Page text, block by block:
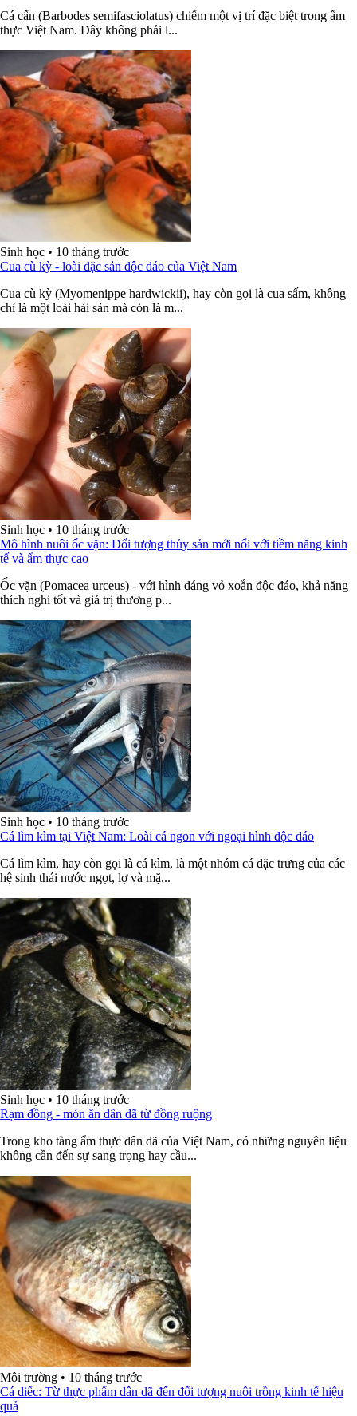
Cá cấn (Barbodes semifasciolatus) chiếm một vị trí đặc biệt trong ẩm
thực Việt Nam. Đây không phải l...
Sinh học • 10 tháng trước
Cua cù kỳ - loài đặc sản độc đáo của Việt Nam
Cua cù kỳ (Myomenippe hardwickii), hay còn gọi là cua sấm, không
chỉ là một loài hải sản mà còn là m...
Sinh học • 10 tháng trước
Mô hình nuôi ốc vặn: Đối tượng thủy sản mới nổi với tiềm năng kinh
tế và ẩm thực cao
Ốc vặn (Pomacea urceus) - với hình dáng vỏ xoắn độc đáo, khả năng
thích nghi tốt và giá trị thương p...
Sinh học • 10 tháng trước
Cá lìm kìm tại Việt Nam: Loài cá ngon với ngoại hình độc đáo
Cá lìm kìm, hay còn gọi là cá kìm, là một nhóm cá đặc trưng của các
hệ sinh thái nước ngọt, lợ và mặ...
Sinh học • 10 tháng trước
Rạm đồng - món ăn dân dã từ đồng ruộng
Trong kho tàng ẩm thực dân dã của Việt Nam, có những nguyên liệu
không cần đến sự sang trọng hay cầu...
Môi trường • 10 tháng trước
Cá diếc: Từ thực phẩm dân dã đến đối tượng nuôi trồng kinh tế hiệu
quả